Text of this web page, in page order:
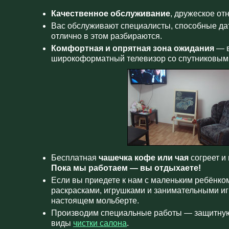
Качественное обслуживание, дружеское
Вас обслуживают специалисты, способные
отлично в этом разбираются.
Комфортная и опрятная зона ожидания —
широкоформатный телевизор со
Бесплатная чашечка кофе или чая согреет
Пока мы работаем — вы отдыхаете!
Если вы приедете к нам с маленьким
раскрасками, игрушками и занимательными
настоящем мольберте.
Производим специальные работы —
виды чистки салона.